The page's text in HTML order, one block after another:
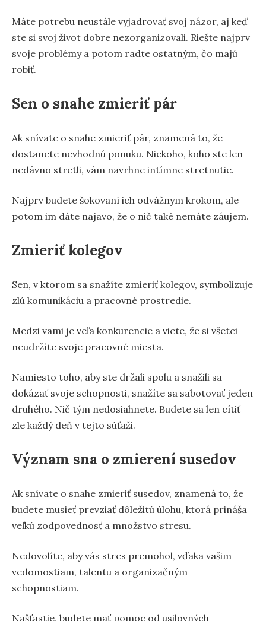
Máte potrebu neustále vyjadrovať svoj názor, aj keď
ste si svoj život dobre nezorganizovali. Riešte najprv
svoje problémy a potom radte ostatným, čo majú
robiť.
Sen o snahe zmieriť pár
Ak snívate o snahe zmieriť pár, znamená to, že
dostanete nevhodnú ponuku. Niekoho, koho ste len
nedávno stretli, vám navrhne intímne stretnutie.
Najprv budete šokovaní ich odvážnym krokom, ale
potom im dáte najavo, že o nič také nemáte záujem.
Zmieriť kolegov
Sen, v ktorom sa snažíte zmieriť kolegov, symbolizuje
zlú komunikáciu a pracovné prostredie.
Medzi vami je veľa konkurencie a viete, že si všetci
neudržíte svoje pracovné miesta.
Namiesto toho, aby ste držali spolu a snažili sa
dokázať svoje schopnosti, snažíte sa sabotovať jeden
druhého. Nič tým nedosiahnete. Budete sa len cítiť
zle každý deň v tejto súťaži.
Význam sna o zmierení susedov
Ak snívate o snahe zmieriť susedov, znamená to, že
budete musieť prevziať dôležitú úlohu, ktorá prináša
veľkú zodpovednosť a množstvo stresu.
Nedovolíte, aby vás stres premohol, vďaka vašim
vedomostiam, talentu a organizačným
schopnostiam.
Našťastie, budete mať pomoc od usilovných